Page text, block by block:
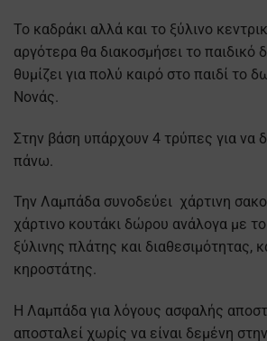
Το καδράκι αλλά και το ξύλινο
αργότερα θα διακοσμήσει το παιδικό
θυμίζει για πολύ καιρό στο παιδί το
Νονάς.
Στην βάση υπάρχουν 4 τρύπες για να
πάνω.
Την Λαμπάδα συνοδεύει χάρτινη
χάρτινο κουτάκι δώρου ανάλογα με
ξύλινης πλάτης και διαθεσιμότητας,
κηροστάτης.
Η Λαμπάδα για λόγους ασφαλής
αποσταλεί χωρίς να είναι δεμένη